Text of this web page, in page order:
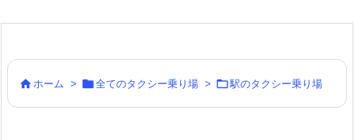
 ホーム > 全てのタクシー乗り場 > 駅のタクシー乗り場